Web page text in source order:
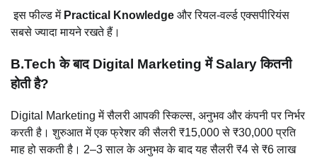
इस फील्ड में Practical Knowledge और रियल-वर्ल्ड एक्सपीरियंस
सबसे ज्यादा मायने रखते हैं।
B.Tech के बाद Digital Marketing में Salary कितनी
होती है?
Digital Marketing में सैलरी आपकी स्किल्स, अनुभव और कंपनी पर निर्भर
करती है। शुरुआत में एक फ्रेशर की सैलरी ₹15,000 से ₹30,000 प्रति
माह हो सकती है। 2–3 साल के अनुभव के बाद यह सैलरी ₹4 से ₹6 लाख